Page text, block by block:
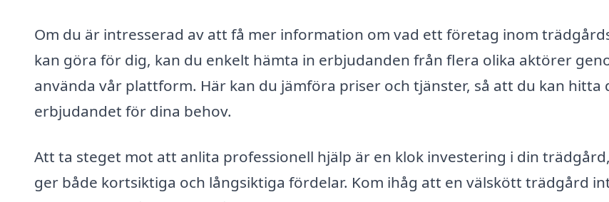
Om du är intresserad av att få mer information om vad ett företag inom
kan göra för dig, kan du enkelt hämta in erbjudanden från flera olika aktörer
använda vår plattform. Här kan du jämföra priser och tjänster, så att du kan hitta
erbjudandet för dina behov.
Att ta steget mot att anlita professionell hjälp är en klok investering i din
ger både kortsiktiga och långsiktiga fördelar. Kom ihåg att en välskött trädgård